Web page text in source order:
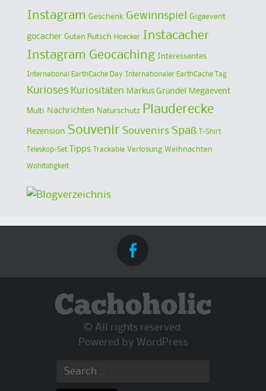
Instagram Geschenk Gewinnspiel Gigaevent
gocacher Guten Rutsch Hoecker Instacacher
Instagram Geocaching Interessantes
International EarthCache Day Internationaler EarthCache Tag
Kurioses Kuriositäten Markus Gründel Megaevent
Multi Nachrichten Naturschutz Plauderecke
Rezension Souvenir Souvenirs Spaß T-Shirt
Teleskop-Set Tipps Trackable Verlosung Weihnachten
Wohltätigkeit
Cachoholic
© All rights reserved.
Powered by WordPress
Search